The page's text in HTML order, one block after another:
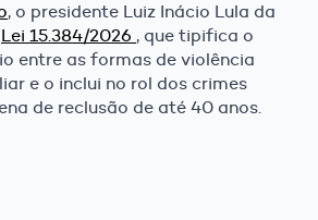
, o presidente Luiz Inácio Lula da
Lei 15.384/2026 , que tipifica o
entre as formas de violência
e o inclui no rol dos crimes
de reclusão de até 40 anos.